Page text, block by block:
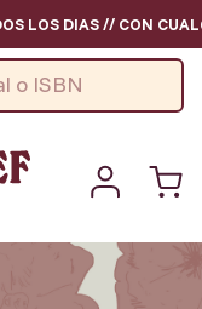
LOS DIAS // CON